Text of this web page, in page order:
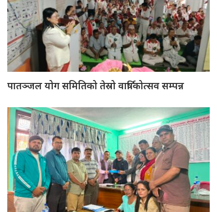
पातञ्जल योग समितिको तेस्रो वार्षिकोत्सव सम्पन्न